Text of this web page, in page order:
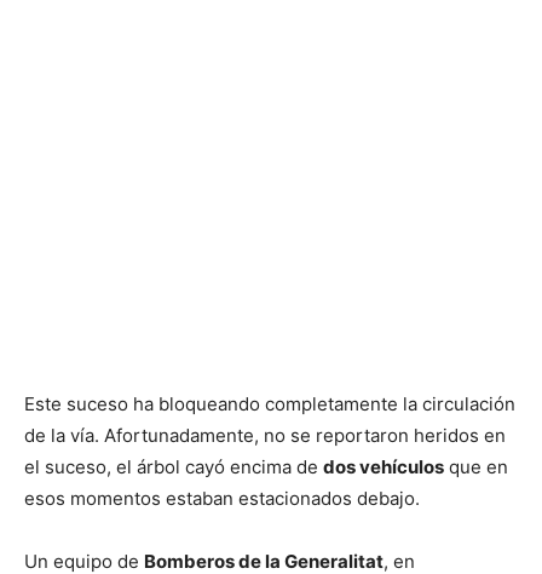
Este suceso ha bloqueando completamente la circulación
de la vía. Afortunadamente, no se reportaron heridos en
el suceso, el árbol cayó encima de dos vehículos que en
esos momentos estaban estacionados debajo.
Un equipo de Bomberos de la Generalitat, en